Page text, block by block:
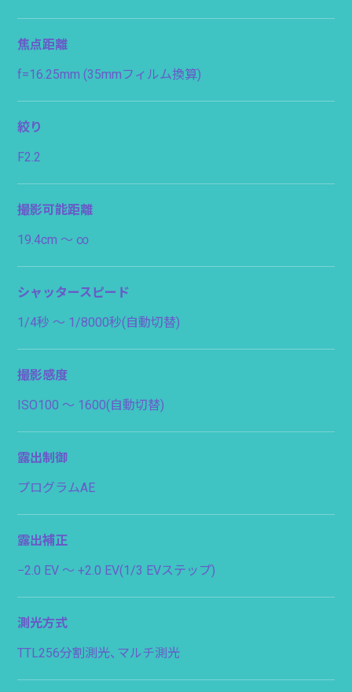
焦点距離
f=16.25mm (35mmフィルム換算)
絞り
F2.2
撮影可能距離
19.4cm 〜 ∞
シャッタースピード
1/4秒 〜 1/8000秒(自動切替)
撮影感度
ISO100 〜 1600(自動切替)
露出制御
プログラムAE
露出補正
−2.0 EV 〜 +2.0 EV(1/3 EVステップ)
測光方式
TTL256分割測光、マルチ測光